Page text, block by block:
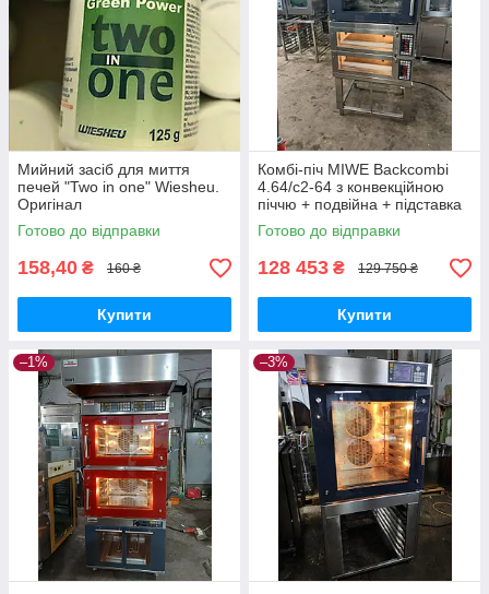
Мийний засіб для миття
печей "Two in one" Wiesheu.
Оригінал
Готово до відправки
158,40 ₴ 160 ₴
Купити
Комбі-піч MIWE Backcombi
4.64/c2-64 з конвекційною
піччю + подвійна + підставка
Готово до відправки
128 453 ₴ 129 750 ₴
Купити
–1% –3%